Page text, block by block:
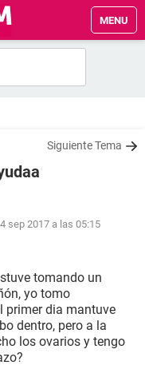
MENU
Siguiente Tema
sep 2017 a las 05:15
tomando un
yo tomo
primer dia mantuve
dentro, pero a la
los ovarios y tengo